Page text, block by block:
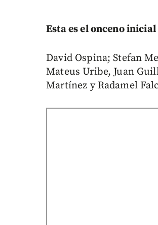
Esta es el onceno
David Ospina; Stefan
Mateus Uribe, Juan
Martínez y Radamel